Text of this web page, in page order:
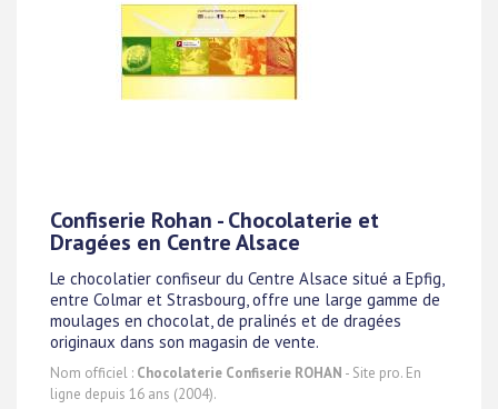
Confiserie Rohan - Chocolaterie et
Dragées en Centre Alsace
Le chocolatier confiseur du Centre Alsace situé a Epfig,
entre Colmar et Strasbourg, offre une large gamme de
moulages en chocolat, de pralinés et de dragées
originaux dans son magasin de vente.
Nom officiel : Chocolaterie Confiserie ROHAN - Site pro. En
ligne depuis 16 ans (2004).